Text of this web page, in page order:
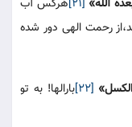
الله» [21]هرکس آب
رحمت الهی دور شده
[22]بارالها! به تو